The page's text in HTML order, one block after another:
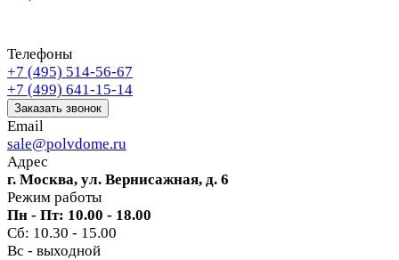
Телефоны
+7 (495) 514-56-67
+7 (499) 641-15-14
Заказать звонок
Email
sale@polvdome.ru
Адрес
г. Москва, ул. Вернисажная, д. 6
Режим работы
Пн - Пт: 10.00 - 18.00
Сб: 10.30 - 15.00
Вс - выходной